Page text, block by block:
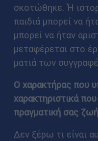
σκοτώθηκε. Ή
παιδιά μπορεί να
μπορεί να ήταν
μεταφέρεται στο
ματιά των
Ο χαρακτήρας που
χαρακτηριστικά
πραγματική σας
Δεν ξέρω τι είναι